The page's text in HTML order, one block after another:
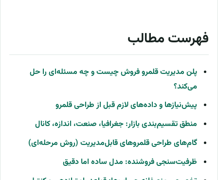
فهرست مطالب
پلن مدیریت قلمرو فروش چیست و چه مسئله‌ای را حل
می‌کند؟
پیش‌نیازها و داده‌های لازم قبل از طراحی قلمرو
منطق تقسیم‌بندی بازار: جغرافیا، صنعت، اندازه، کانال
گام‌های طراحی قلمروهای قابل‌مدیریت (روش مرحله‌ای)
ظرفیت‌سنجی فروشنده: مدل ساده اما دقیق